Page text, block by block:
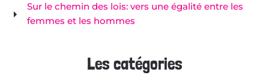
Sur le chemin des lois: vers une égalité entre les
femmes et les hommes
Les catégories